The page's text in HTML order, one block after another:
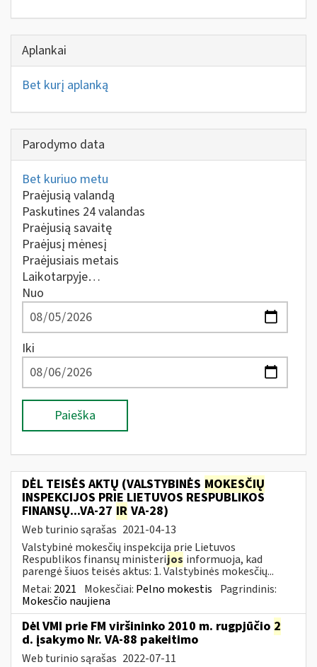
Aplankai
Bet kurį aplanką
Parodymo data
Bet kuriuo metu
Praėjusią valandą
Paskutines 24 valandas
Praėjusią savaitę
Praėjusį mėnesį
Praėjusiais metais
Laikotarpyje…
Nuo
Iki
Paieška
DĖL TEISĖS AKTŲ (VALSTYBINĖS MOKESČIŲ
INSPEKCIJOS PRIE LIETUVOS RESPUBLIKOS
FINANSŲ...VA-27 IR VA-28)
Web turinio sąrašas 2021-04-13
Valstybinė mokesčių inspekcija prie Lietuvos
Respublikos finansų ministerijos informuoja, kad
parengė šiuos teisės aktus: 1. Valstybinės mokesčių...
Metai: 2021 Mokesčiai: Pelno mokestis Pagrindinis:
Mokesčio naujiena
Dėl VMI prie FM viršininko 2010 m. rugpjūčio 2
d. įsakymo Nr. VA-88 pakeitimo
Web turinio sąrašas 2022-07-11